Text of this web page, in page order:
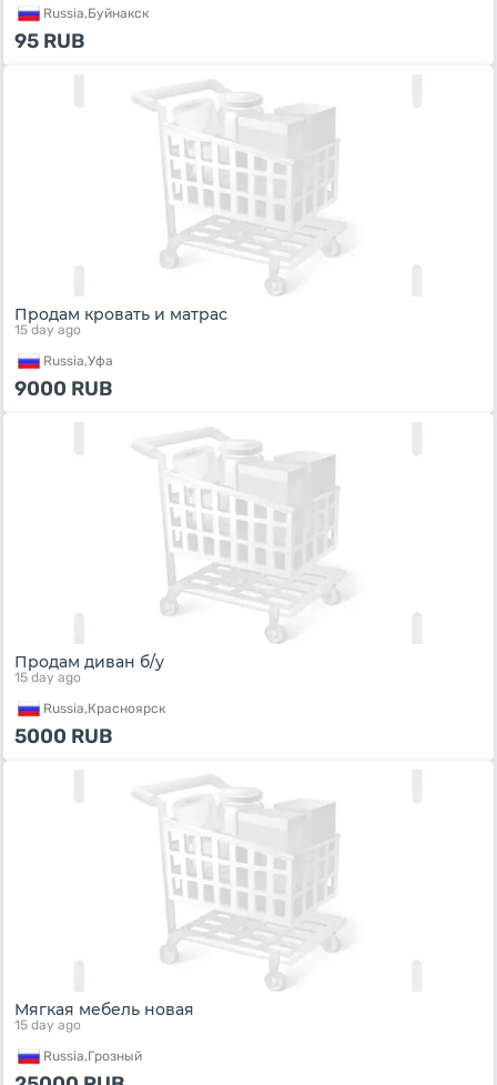
Russia,Буйнакск
95 RUB
Продам кровать и матрас
15 day ago
Russia,Уфа
9000 RUB
Продам диван б/у
15 day ago
Russia,Красноярск
5000 RUB
Мягкая мебель новая
15 day ago
Russia,Грозный